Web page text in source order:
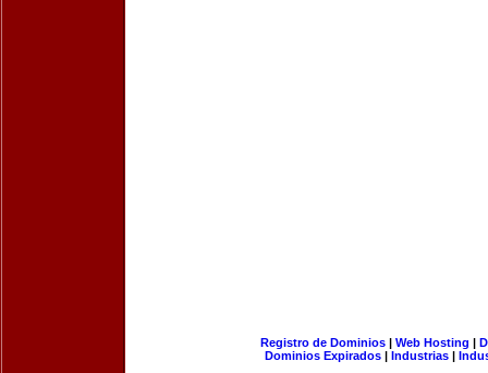
Registro de Dominios| Web Hosting |
Dominios Expirados | Industrias |